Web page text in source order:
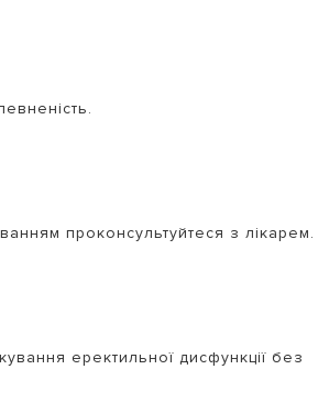
проконсультуйтеся з лікарем.
еректильної дисфункції без